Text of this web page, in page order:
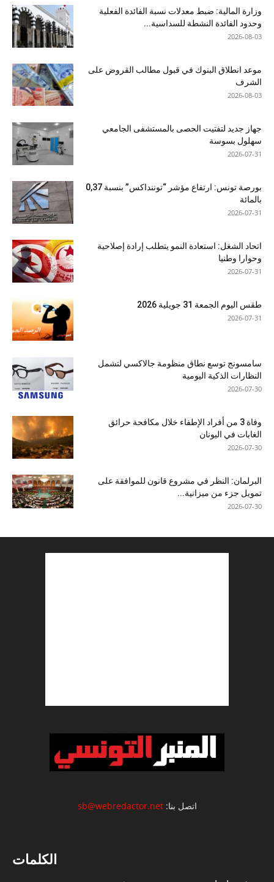
وزارة المالية: ضبط معدلات نسبة الفائدة الفعلية
وحدود الفائدة النشطة للسداسية...
2026-08-03
موعد انطلاق البنوك في قبول مطالب القروض على
الشرف
2026-08-03
جهاز جديد لتفتيت الحصى بالمستشفى الجامعي
سهلول بسوسة
2026-07-31
بورصة تونس: ارتفاع مؤشر “توننداكس” بنسبة 0,37
بالمائة
2026-07-31
اتحاد الشغل: استعادة النمو يتطلب إرادة إصلاحية
وحوارا وطنيا
2026-07-31
طقس اليوم الجمعة 31 جويلية 2026
2026-07-31
سامسونج توسع نطاق منظومة جالاكسي لتشمل
النظارات الذكية اليومية
2026-07-30
وفاة 3 من أفراد الإطفاء خلال مكافحة حرائق
الغابات في اليونان
2026-07-30
البرلمان: النظر في مشروع قانون للموافقة على
تمويل جزء من ميزانية...
2026-07-30
اتصل بنا:sb@webredactor.net
الكلمات